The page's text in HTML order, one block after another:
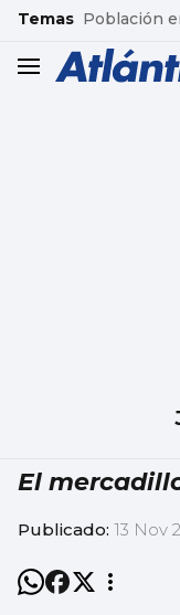
common.go-to-
Temas Población
El
Publicado: 13 Nov